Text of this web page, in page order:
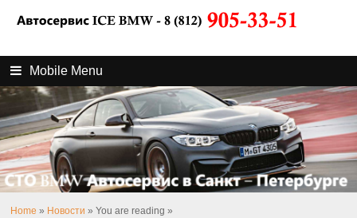
Mobile Menu
Home » Новости » You are reading »